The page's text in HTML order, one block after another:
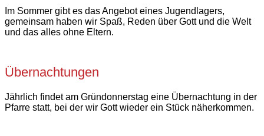
Im Sommer gibt es das Angebot eines Jugendlagers,
gemeinsam haben wir Spaß, Reden über Gott und die Welt
und das alles ohne Eltern.
Übernachtungen
Jährlich findet am Gründonnerstag eine Übernachtung in der
Pfarre statt, bei der wir Gott wieder ein Stück näherkommen.